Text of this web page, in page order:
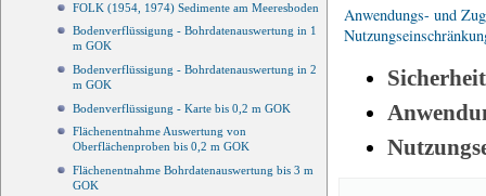
FOLK (1954, 1974) Sedimente am Meeresboden
Bodenverflüssigung - Bohrdatenauswertung in 1
m GOK
Bodenverflüssigung - Bohrdatenauswertung in 2
m GOK
Bodenverflüssigung - Karte bis 0,2 m GOK
Flächenentnahme Auswertung von
Oberflächenproben bis 0,2 m GOK
Flächenentnahme Bohrdatenauswertung bis 3 m
GOK
Anwendungs- und